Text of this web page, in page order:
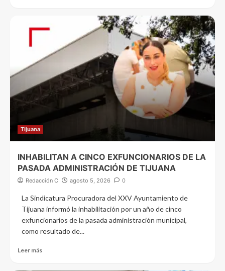
Tijuana
INHABILITAN A CINCO EXFUNCIONARIOS DE LA
PASADA ADMINISTRACIÓN DE TIJUANA
Redacción C agosto 5, 2026 0
La Sindicatura Procuradora del XXV Ayuntamiento de
Tijuana informó la inhabilitación por un año de cinco
exfuncionarios de la pasada administración municipal,
como resultado de...
Leer más